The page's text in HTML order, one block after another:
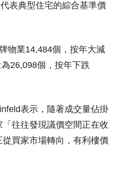
表典型住宅的綜合基準價
物業14,484個，按年大減
26,098個，按年下跌
表示，隨著成交量佔掛
往往發現議價空間正在收
買家市場轉向，有利樓價